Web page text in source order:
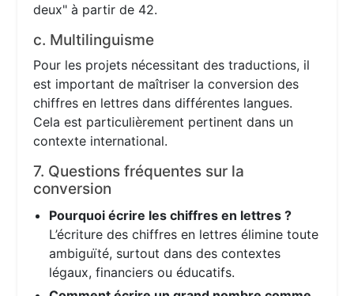
deux" à partir de 42.
c. Multilinguisme
Pour les projets nécessitant des traductions, il
est important de maîtriser la conversion des
chiffres en lettres dans différentes langues.
Cela est particulièrement pertinent dans un
contexte international.
7. Questions fréquentes sur la
conversion
Pourquoi écrire les chiffres en lettres ?
L’écriture des chiffres en lettres élimine toute
ambiguïté, surtout dans des contextes
légaux, financiers ou éducatifs.